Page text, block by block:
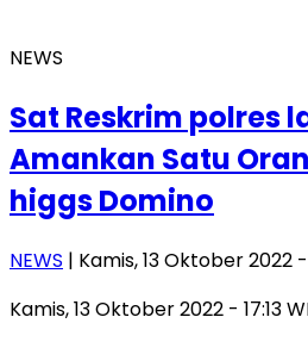
NEWS
Sat Reskrim polres
Amankan Satu
higgs Domino
NEWS | Kamis, 13 Oktober 2022 -
Kamis, 13 Oktober 2022 - 17:13